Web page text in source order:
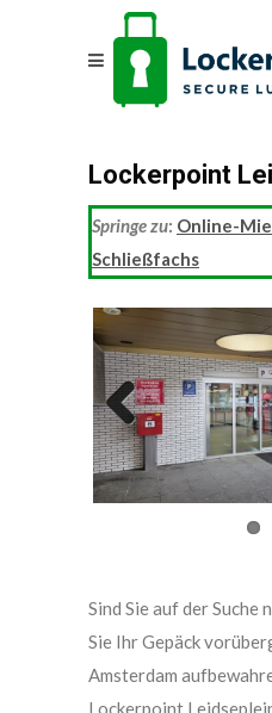
Lockerpoint
Springe zu: Online-
Schließfachs
Previous
Sind Sie auf der Suche
Sie Ihr Gepäck
Amsterdam
Lockerpoint